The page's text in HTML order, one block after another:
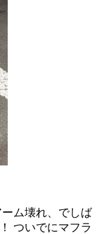
ム壊れ、でしば
ついでにマフラ